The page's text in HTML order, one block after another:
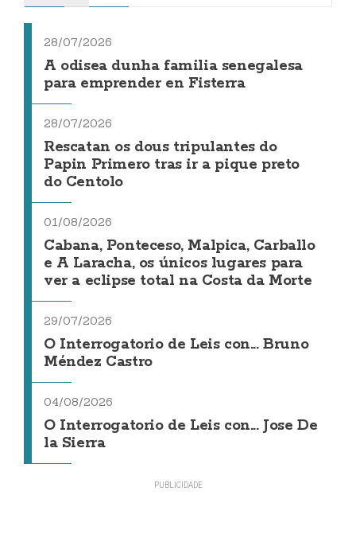
28/07/2026
A odisea dunha familia senegalesa
para emprender en Fisterra
28/07/2026
Rescatan os dous tripulantes do
Papin Primero tras ir a pique preto
do Centolo
01/08/2026
Cabana, Ponteceso, Malpica, Carballo
e A Laracha, os únicos lugares para
ver a eclipse total na Costa da Morte
29/07/2026
O Interrogatorio de Leis con... Bruno
Méndez Castro
04/08/2026
O Interrogatorio de Leis con... Jose De
la Sierra